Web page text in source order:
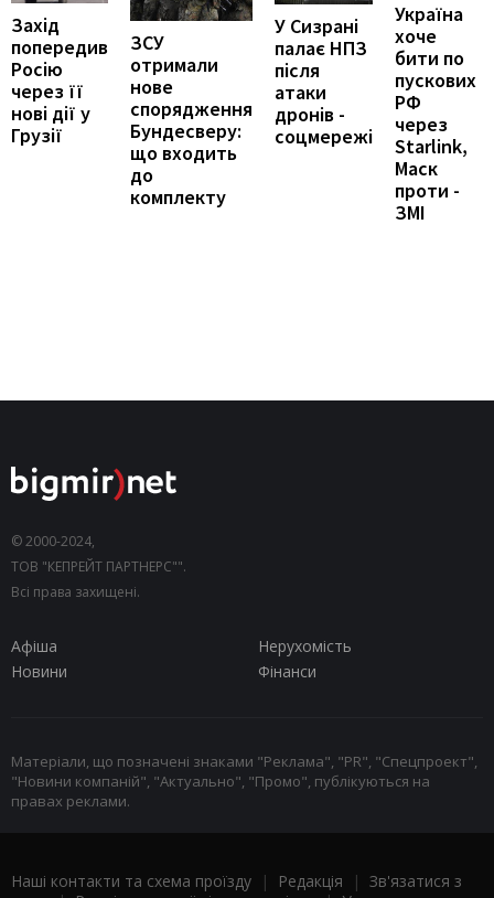
Захід
попередив
Росію
через її
нові дії у
Грузії
ЗСУ
отримали
нове
спорядження
Бундесверу:
що входить
до
комплекту
У Сизрані
палає НПЗ
після
атаки
дронів -
соцмережі
Україна
хоче
бити по
пускових
РФ
через
Starlink,
Маск
проти -
ЗМІ
© 2000-2024,
ТОВ "КЕПРЕЙТ ПАРТНЕРС"".
Всі права захищені.
Афіша
Нерухомість
Новини
Фінанси
Матеріали, що позначені знаками "Реклама", "PR", "Спецпроект",
"Новини компаній", "Актуально", "Промо", публікуються на
правах реклами.
Наші контакти та схема проїзду | Редакція | Зв'язатися з